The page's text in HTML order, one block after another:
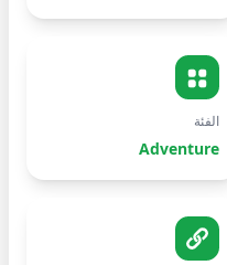
الفئة
Adventure